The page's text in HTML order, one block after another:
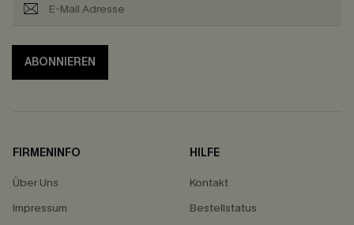
ABONNIEREN
FIRMENINFO
Über Uns
Impressum
HILFE
Kontakt
Bestellstatus